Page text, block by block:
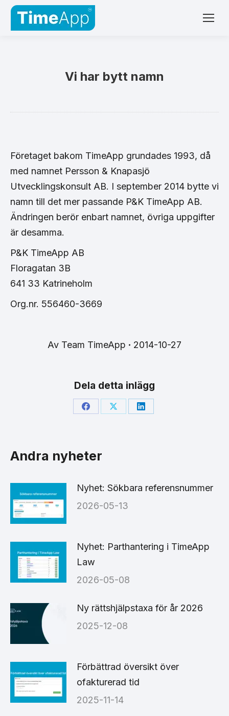
Vi har bytt namn
Företaget bakom TimeApp grundades 1993, då
med namnet Persson & Knapasjö
Utvecklingskonsult AB. I september 2014 bytte vi
namn till det mer passande P&K TimeApp AB.
Ändringen berör enbart namnet, övriga uppgifter
är desamma.
P&K TimeApp AB
Floragatan 3B
641 33 Katrineholm
Org.nr. 556460-3669
Av Team TimeApp 2014-10-27
Dela detta inlägg
Share Share Share
Andra nyheter
Nyhet: Sökbara referensnummer
2026-05-13
Nyhet: Parthantering i TimeApp
Law
2026-05-08
Ny rättshjälpstaxa för år 2026
2025-12-08
Förbättrad översikt över
ofakturerad tid
2025-11-14